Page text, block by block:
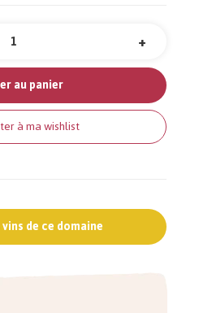
+
au panier
à ma wishlist
de ce domaine